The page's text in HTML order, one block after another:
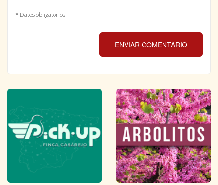
* Datos obligatorios
ENVIAR COMENTARIO